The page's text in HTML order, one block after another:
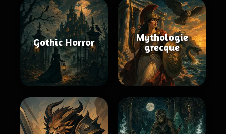
Gothic Horror
Mythologie
grecque